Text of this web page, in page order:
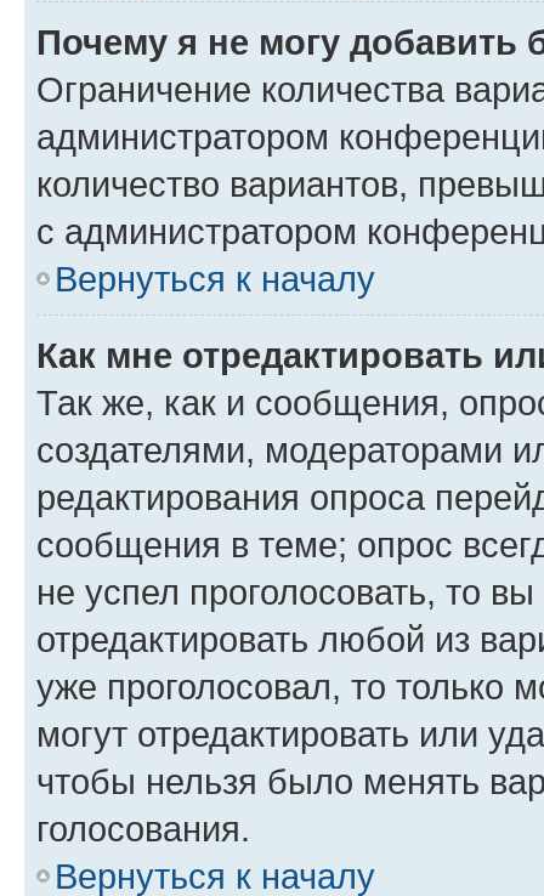
Почему я не могу добавить
Ограничение количества
администратором
количество вариантов,
с администратором
Вернуться к началу
Как мне отредактировать
Так же, как и сообщения,
создателями, модераторами
редактирования опроса
сообщения в теме; опрос
не успел проголосовать, то
отредактировать любой из
уже проголосовал, то только
могут отредактировать или
чтобы нельзя было менять
голосования.
Вернуться к началу